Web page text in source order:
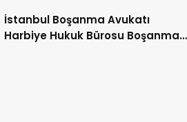
İstanbul Boşanma Avukatı
Harbiye Hukuk Bürosu Boşanma